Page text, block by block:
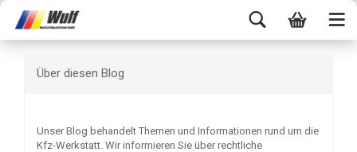
Über diesen Blog
Unser Blog behandelt Themen und Informationen rund um die
Kfz-Werkstatt. Wir informieren Sie über rechtliche